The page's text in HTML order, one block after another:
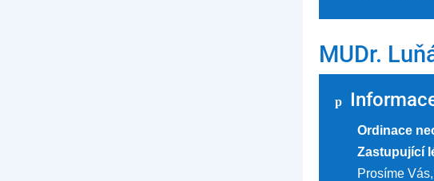
MUDr.
Ordinace
Zastupující
Prosíme